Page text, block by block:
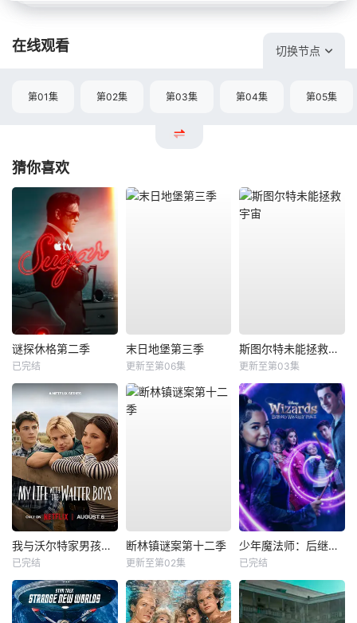
在线观看 切换节点
第01集 第02集 第03集 第04集 第05集
猜你喜欢
谜探休格第二季
已完结
末日地堡第三季
更新至第06集
斯图尔特未能拯救宇宙
更新至第03集
我与沃尔特家男孩的生活第三季
已完结
断林镇谜案第十二季
更新至第02集
少年魔法师：后继者第三季
已完结